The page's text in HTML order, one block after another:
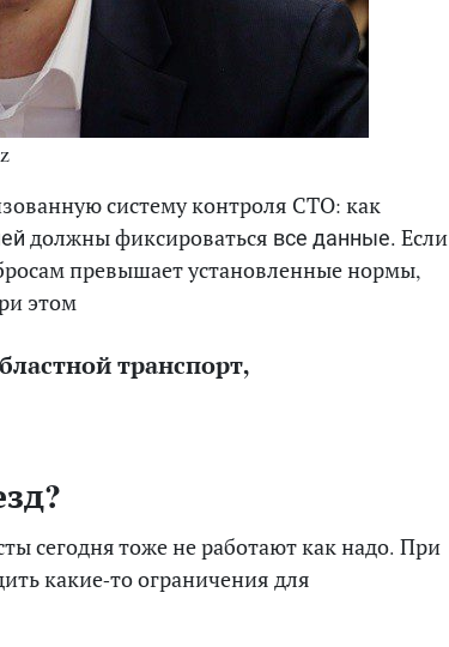
систему контроля СТО: как
должны фиксироваться все данные. Если
превышает установленные нормы,
этом
транспорт,
сегодня тоже не работают как надо. При
какие-то ограничения для